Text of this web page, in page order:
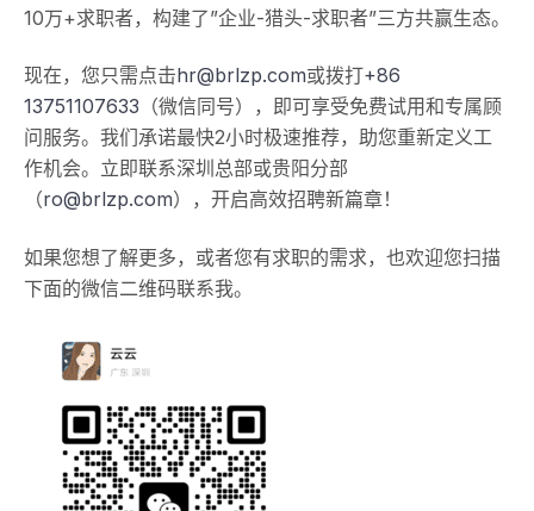
10万+求职者，构建了”企业-猎头-求职者”三方共赢生态。
现在，您只需点击hr@brlzp.com或拨打+86
13751107633 （微信同号），即可享受免费试用和专属顾
问服务。我们承诺最快2小时极速推荐，助您重新定义工
作机会。立即联系深圳总部或贵阳分部
（ro@brlzp.com），开启高效招聘新篇章！
如果您想了解更多，或者您有求职的需求，也欢迎您扫描
下面的微信二维码联系我。